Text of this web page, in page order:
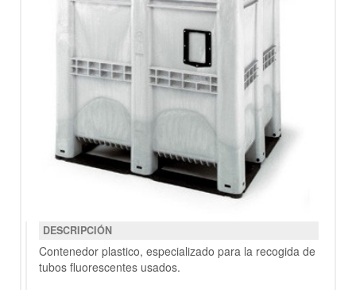
DESCRIPCIÓN
Contenedor plastico, especializado para la recogida de
tubos fluorescentes usados.